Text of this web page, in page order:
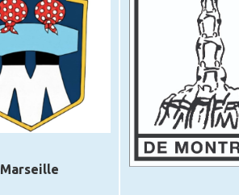
Marseille